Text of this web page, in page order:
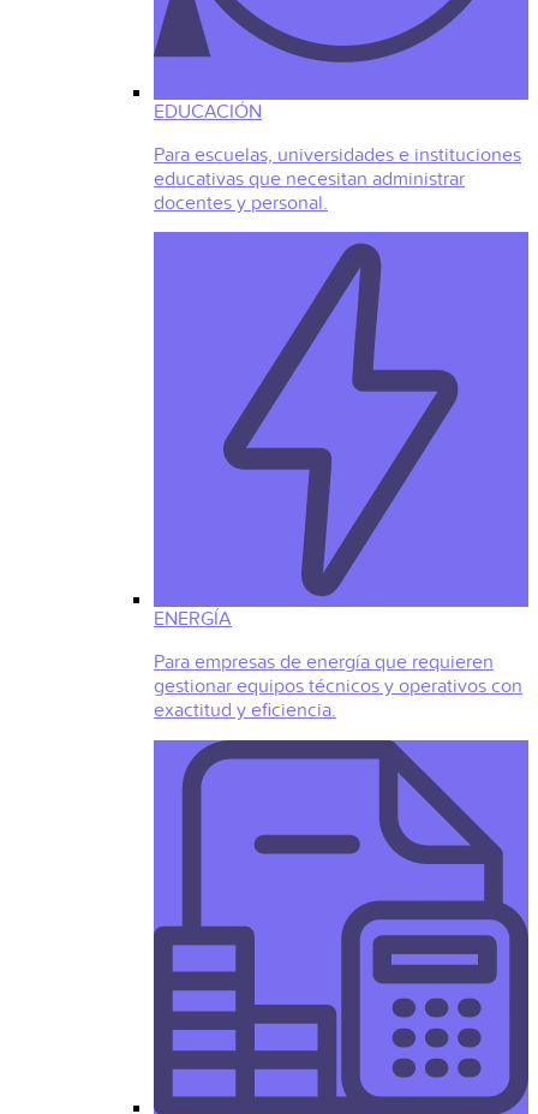
EDUCACIÓN
Para escuelas, universidades e instituciones
educativas que necesitan administrar
docentes y personal.
ENERGÍA
Para empresas de energía que requieren
gestionar equipos técnicos y operativos con
exactitud y eficiencia.